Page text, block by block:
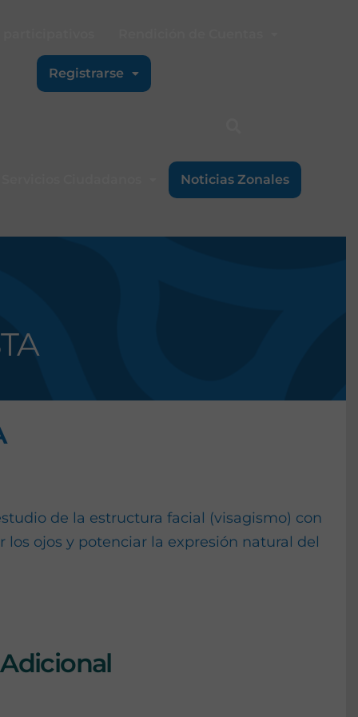
Registrarse
Noticias Zonales
de la estructura facial (visagismo) con
ojos y potenciar la expresión natural del